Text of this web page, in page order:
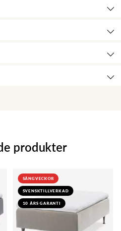
produkter
SÄNGVECKOR
SVENSKTILLVERKAD
10 ÅRS GARANTI